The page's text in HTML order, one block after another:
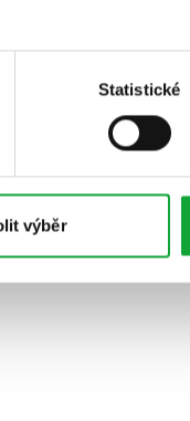
Statistické
výběr